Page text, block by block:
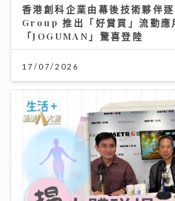
香港創科企業由幕後技術夥伴
Group 推出「好賞買」流動應
「JOGUMAN」驚喜登陸
17/07/2026